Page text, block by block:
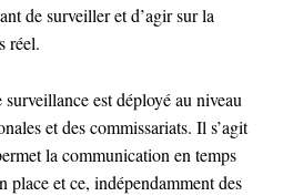
de surveiller et d’agir sur la
réel.
est déployé au niveau
et des commissariats. Il s’agit
la communication en temps
place et ce, indépendamment des